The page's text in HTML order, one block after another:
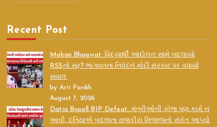
Recent Post
Mohan Bhagwat: વિદ્યાર્થી આંદોલન સામે બદલાયો
RSSનો સૂર? ભાગવતના નિવેદને મોદી સરકાર પર વધાર્યા
સવાલ
by Arti Parikh
August 7, 2026
Datia Bypoll BJP Defeat: મંત્રીઓની ફોજ પણ કામે ન
આવી, દતિયાએ બદલાતા રાજકીય મિજાજનો સંકેત આપ્યો